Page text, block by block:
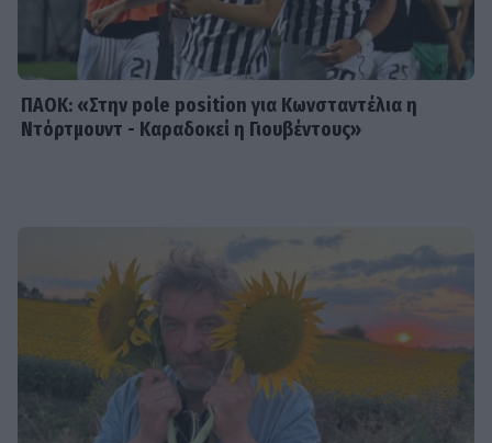
στην παραλία
ΠΑΟΚ: «Στην pole position για Κωνσταντέλια η
Ντόρτμουντ - Καραδοκεί η Γιουβέντους»